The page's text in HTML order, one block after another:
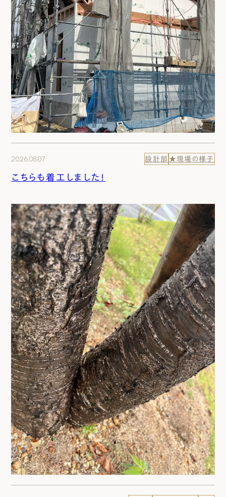
2026.08.07 設計部 ★現場の様子
こちらも着工しました！